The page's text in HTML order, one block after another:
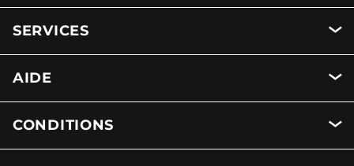
SERVICES
AIDE
CONDITIONS